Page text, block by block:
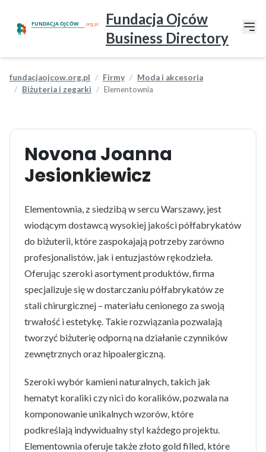
Fundacja Ojców
Business Directory
fundacjaojcow.org.pl Firmy
Moda i akcesoria
Biżuteria i zegarki
Elementownia
Novona Joanna
Jesionkiewicz
Elementownia, z siedzibą w sercu Warszawy, jest
wiodącym dostawcą wysokiej jakości półfabrykatów
do biżuterii, które zaspokajają potrzeby zarówno
profesjonalistów, jak i entuzjastów rękodzieła.
Oferując szeroki asortyment produktów, firma
specjalizuje się w dostarczaniu półfabrykatów ze
stali chirurgicznej – materiału cenionego za swoją
trwałość i estetykę. Takie rozwiązania pozwalają
tworzyć biżuterię odporną na działanie czynników
zewnętrznych oraz hipoalergiczną.
Szeroki wybór kamieni naturalnych, takich jak
hematyt koraliki czy nici do koralików, pozwala na
komponowanie unikalnych wzorów, które
podkreślają indywidualny styl każdego projektu.
Elementownia oferuje także złoto gold filled, które